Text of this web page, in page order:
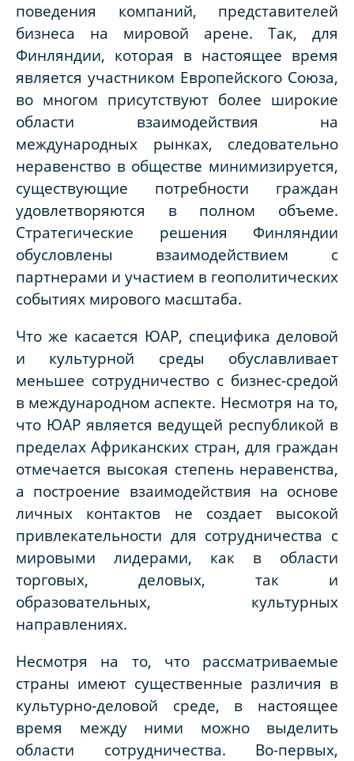
поведения компаний, представителей
бизнеса на мировой арене. Так, для
Финляндии, которая в настоящее время
является участником Европейского Союза,
во многом присутствуют более широкие
области взаимодействия на
международных рынках, следовательно
неравенство в обществе минимизируется,
существующие потребности граждан
удовлетворяются в полном объеме.
Стратегические решения Финляндии
обусловлены взаимодействием с
партнерами и участием в геополитических
событиях мирового масштаба.
Что же касается ЮАР, специфика деловой
и культурной среды обуславливает
меньшее сотрудничество с бизнес-средой
в международном аспекте. Несмотря на то,
что ЮАР является ведущей республикой в
пределах Африканских стран, для граждан
отмечается высокая степень неравенства,
а построение взаимодействия на основе
личных контактов не создает высокой
привлекательности для сотрудничества с
мировыми лидерами, как в области
торговых, деловых, так и
образовательных, культурных
направлениях.
Несмотря на то, что рассматриваемые
страны имеют существенные различия в
культурно-деловой среде, в настоящее
время между ними можно выделить
области сотрудничества. Во-первых,